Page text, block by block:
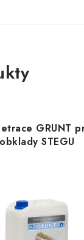
GRUNT
obklady STEGU